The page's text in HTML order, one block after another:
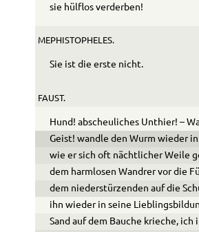
sie hülflos verderben!
MEPHISTOPHELES.
Sie ist die erste nicht.
FAUST.
Hund! abscheuliches Unthier! –
Geist! wandle den Wurm wieder
wie er sich oft nächtlicher Weile
dem harmlosen Wandrer vor die
dem niederstürzenden auf die
ihn wieder in seine
Sand auf dem Bauche krieche,